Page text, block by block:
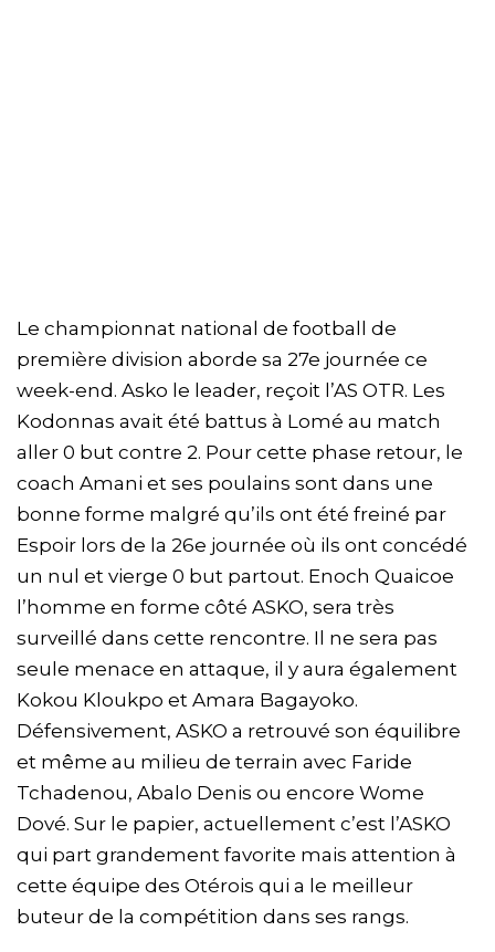
Le championnat national de football de
première division aborde sa 27e journée ce
week-end. Asko le leader, reçoit l’AS OTR. Les
Kodonnas avait été battus à Lomé au match
aller 0 but contre 2. Pour cette phase retour, le
coach Amani et ses poulains sont dans une
bonne forme malgré qu’ils ont été freiné par
Espoir lors de la 26e journée où ils ont concédé
un nul et vierge 0 but partout. Enoch Quaicoe
l’homme en forme côté ASKO, sera très
surveillé dans cette rencontre. Il ne sera pas
seule menace en attaque, il y aura également
Kokou Kloukpo et Amara Bagayoko.
Défensivement, ASKO a retrouvé son équilibre
et même au milieu de terrain avec Faride
Tchadenou, Abalo Denis ou encore Wome
Dové. Sur le papier, actuellement c’est l’ASKO
qui part grandement favorite mais attention à
cette équipe des Otérois qui a le meilleur
buteur de la compétition dans ses rangs.